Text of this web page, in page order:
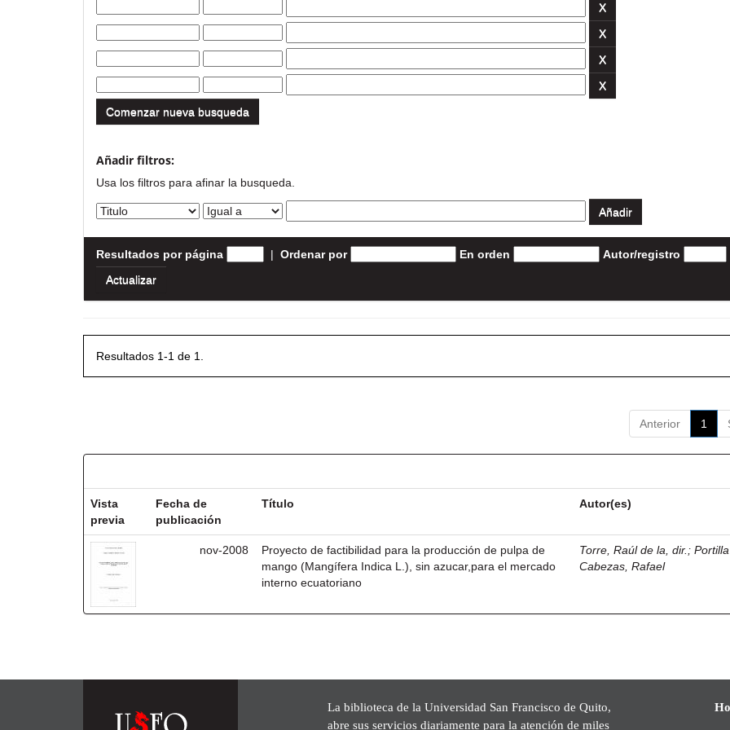
Comenzar nueva busqueda
Añadir filtros:
Usa los filtros para afinar la busqueda.
Resultados por página | Ordenar por En orden Autor/registro
Resultados 1-1 de 1.
Anterior 1
Vista
previa
Fecha de
publicación
Título Autor(es)
nov-2008
Proyecto de factibilidad para la producción de pulpa de
mango (Mangífera Indica L.), sin azucar,para el mercado
interno ecuatoriano
Torre, Raúl de la, dir. ;Portilla
Cabezas, Rafael
La biblioteca de la Universidad San Francisco de Quito,
abre sus servicios diariamente para la atención de miles